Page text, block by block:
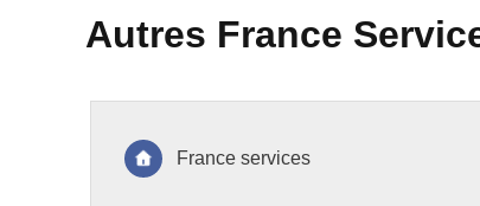
Autres France
France services